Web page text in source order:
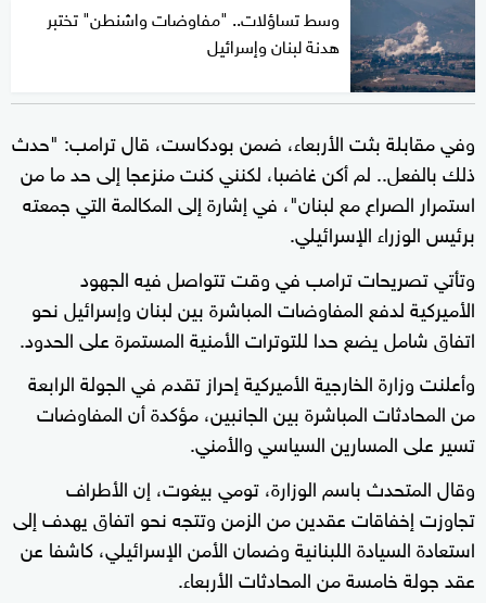
وسط تساؤلات.. "مفاوضات واشنطن" تختبر
هدنة لبنان وإسرائيل
وفي مقابلة بثت الأربعاء، ضمن بودكاست، قال ترامب: "حدث
ذلك بالفعل.. لم أكن غاضبا، لكنني كنت منزعجا إلى حد ما من
استمرار الصراع مع لبنان"، في إشارة إلى المكالمة التي جمعته
برئيس الوزراء الإسرائيلي.
وتأتي تصريحات ترامب في وقت تتواصل فيه الجهود
الأميركية لدفع المفاوضات المباشرة بين لبنان وإسرائيل نحو
اتفاق شامل يضع حدا للتوترات الأمنية المستمرة على الحدود.
وأعلنت وزارة الخارجية الأميركية إحراز تقدم في الجولة الرابعة
من المحادثات المباشرة بين الجانبين، مؤكدة أن المفاوضات
تسير على المسارين السياسي والأمني.
وقال المتحدث باسم الوزارة، تومي بيغوت، إن الأطراف
تجاوزت إخفاقات عقدين من الزمن وتتجه نحو اتفاق يهدف إلى
استعادة السيادة اللبنانية وضمان الأمن الإسرائيلي، كاشفا عن
عقد جولة خامسة من المحادثات الأربعاء.